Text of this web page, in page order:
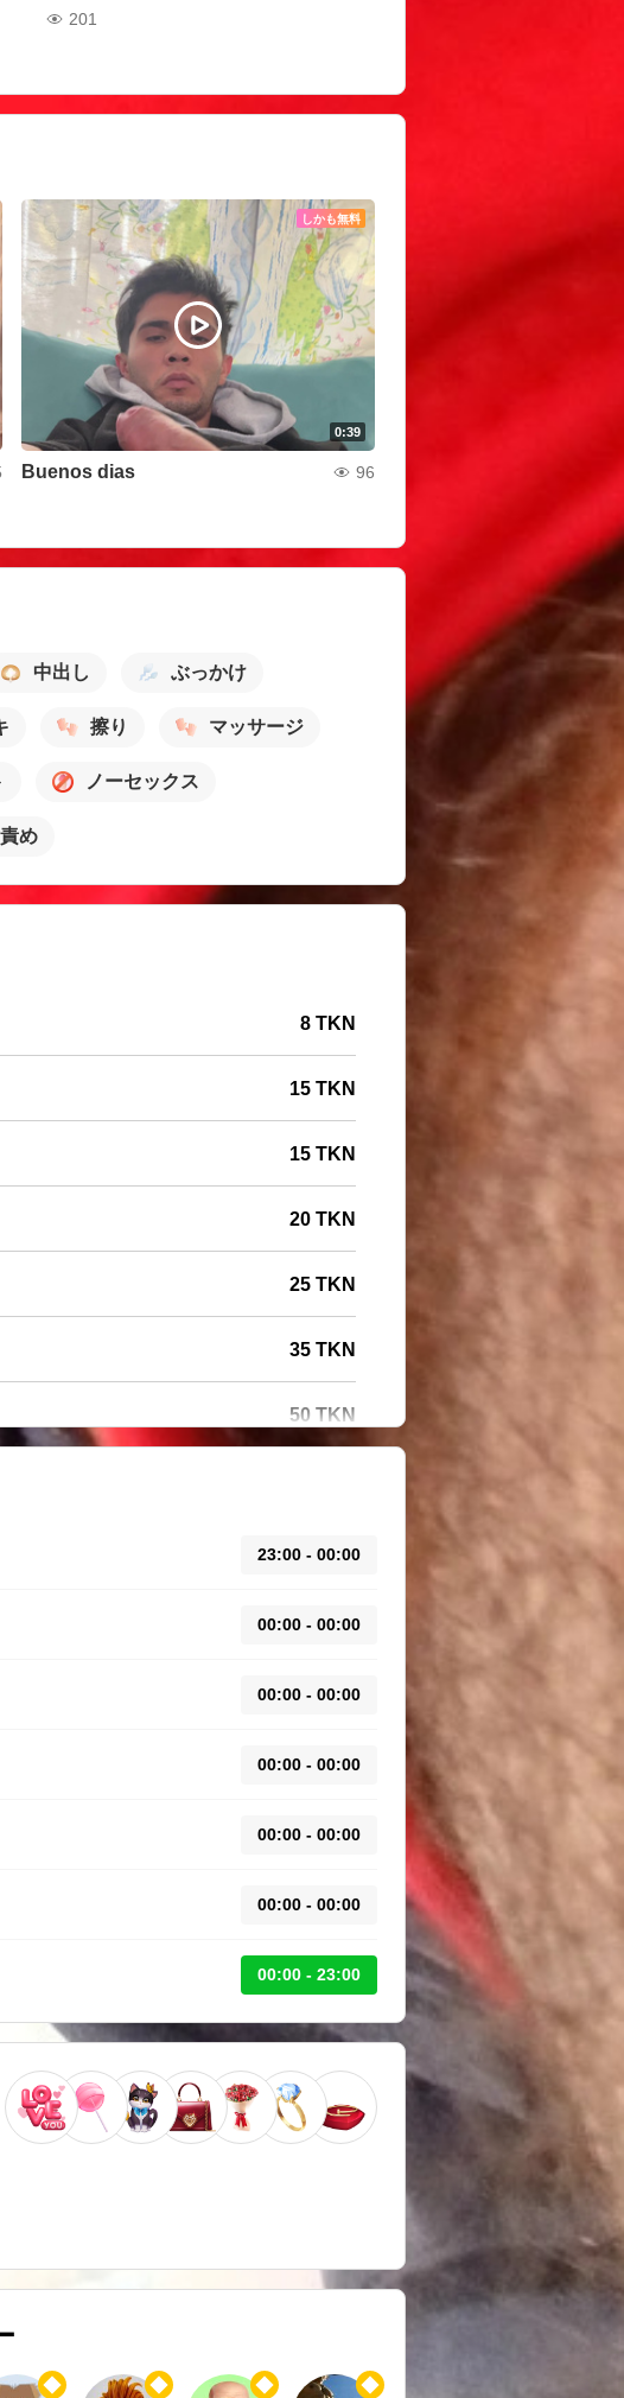
201
しかも無料
0:39
Buenos dias 96
中出し ぶっかけ
擦り マッサージ
ノーセックス
め
8 TKN
15 TKN
15 TKN
20 TKN
25 TKN
35 TKN
50 TKN
23:00 - 00:00
00:00 - 00:00
00:00 - 00:00
00:00 - 00:00
00:00 - 00:00
00:00 - 00:00
00:00 - 23:00